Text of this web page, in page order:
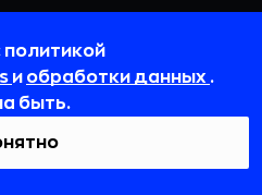
политикой
и обработки данных .
быть.